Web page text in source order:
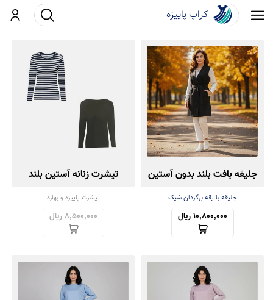
ورودجست و جو
جلیقه بافت بلند بدون آستین
جلیقه با یقه برگردان شیک
10,800,000 ریال
تیشرت زنانه آستین بلند
مجموعه دو عددی
تیشرت پاییزه و بهاره
8,500,000 ریال